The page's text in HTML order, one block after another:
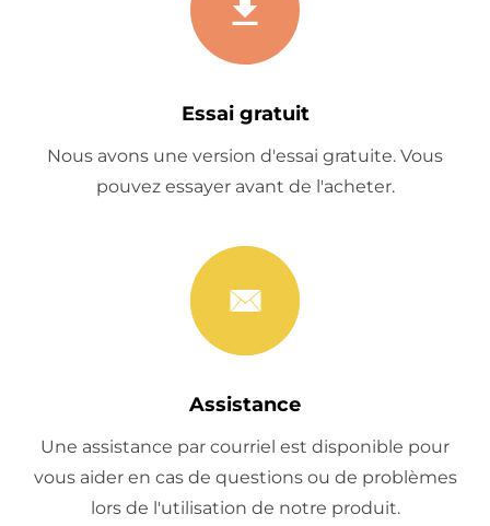
Essai gratuit
Nous avons une version d'essai gratuite. Vous
pouvez essayer avant de l'acheter.
Assistance
Une assistance par courriel est disponible pour
vous aider en cas de questions ou de problèmes
lors de l'utilisation de notre produit.